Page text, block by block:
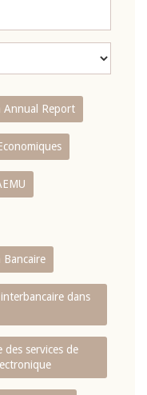
Annual Report
Bancaire
dans
des services de